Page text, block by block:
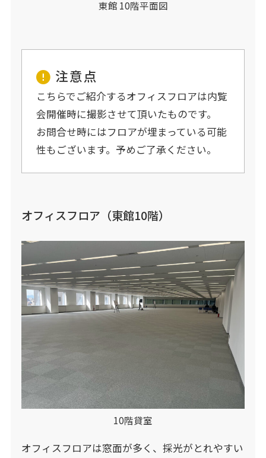
東館 10階平面図
注意点
こちらでご紹介するオフィスフロアは内覧
会開催時に撮影させて頂いたものです。
お問合せ時にはフロアが埋まっている可能
性もございます。予めご了承ください。
オフィスフロア（東館10階）
10階貸室
オフィスフロアは窓面が多く、採光がとれやすい